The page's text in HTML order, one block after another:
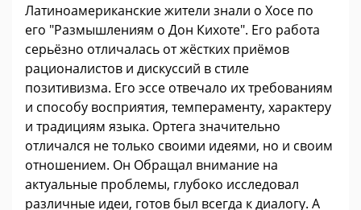
Латиноамериканские жители знали о Хосе по
его "Размышлениям о Дон Кихоте". Его работа
серьёзно отличалась от жёстких приёмов
рационалистов и дискуссий в стиле
позитивизма. Его эссе отвечало их требованиям
и способу восприятия, темпераменту, характеру
и традициям языка. Ортега значительно
отличался не только своими идеями, но и своим
отношением. Он Обращал внимание на
актуальные проблемы, глубоко исследовал
различные идеи, готов был всегда к диалогу. А